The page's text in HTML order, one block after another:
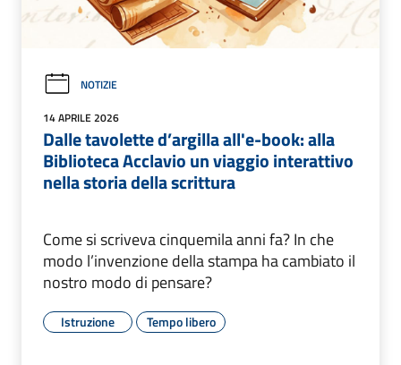
NOTIZIE
14 APRILE 2026
Dalle tavolette d’argilla all'e-book: alla
Biblioteca Acclavio un viaggio interattivo
nella storia della scrittura
Come si scriveva cinquemila anni fa? In che
modo l’invenzione della stampa ha cambiato il
nostro modo di pensare?
Istruzione Tempo libero